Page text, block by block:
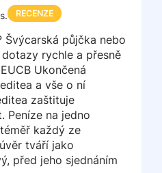
RECENZE
Švýcarská půjčka nebo
rychle a přesně
Ukončená
a vše o ní
zaštituje
Peníze na jedno
každý ze
tváří jako
před jeho sjednáním